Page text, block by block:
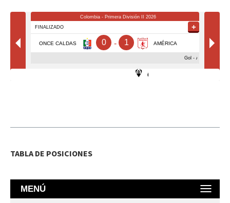
TABLA DE POSICIONES